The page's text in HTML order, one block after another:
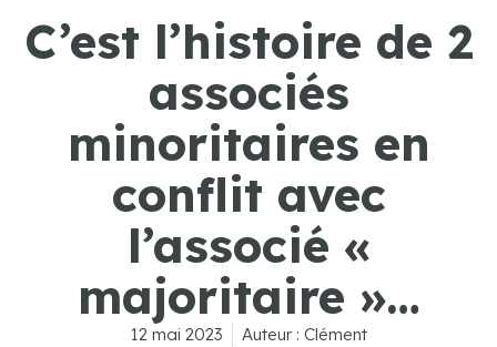
C’est l’histoire de 2
associés
minoritaires en
conflit avec
l’associé «
majoritaire »…
12 mai 2023 Auteur : Clément